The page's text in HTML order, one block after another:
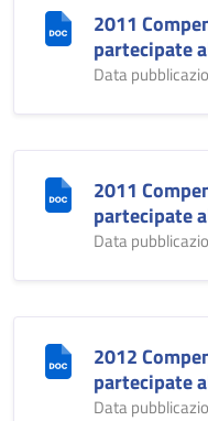
2011
partecipate
Data
2011
partecipate
Data
2012
partecipate
Data